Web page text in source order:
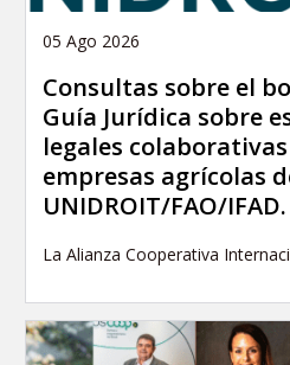
05 Ago 2026
Consultas sobre el
Guía Jurídica sobre
legales
empresas agrícolas
UNIDROIT/FAO/IFAD.
La Alianza Cooperativa